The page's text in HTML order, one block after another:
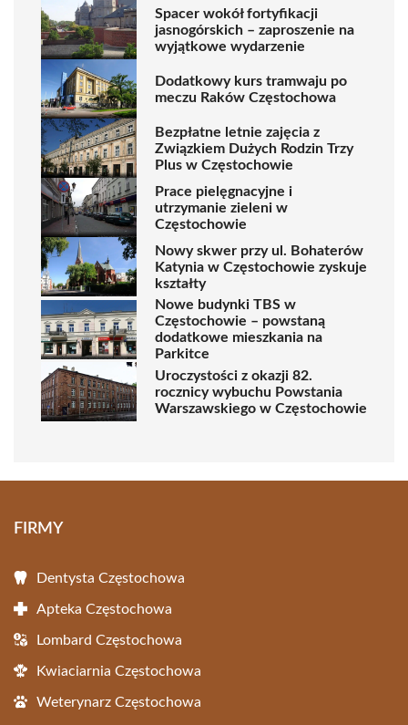
Spacer wokół fortyfikacji
jasnogórskich – zaproszenie na
wyjątkowe wydarzenie
Dodatkowy kurs tramwaju po
meczu Raków Częstochowa
Bezpłatne letnie zajęcia z
Związkiem Dużych Rodzin Trzy
Plus w Częstochowie
Prace pielęgnacyjne i
utrzymanie zieleni w
Częstochowie
Nowy skwer przy ul. Bohaterów
Katynia w Częstochowie zyskuje
kształty
Nowe budynki TBS w
Częstochowie – powstaną
dodatkowe mieszkania na
Parkitce
Uroczystości z okazji 82.
rocznicy wybuchu Powstania
Warszawskiego w Częstochowie
FIRMY
Dentysta Częstochowa
Apteka Częstochowa
Lombard Częstochowa
Kwiaciarnia Częstochowa
Weterynarz Częstochowa